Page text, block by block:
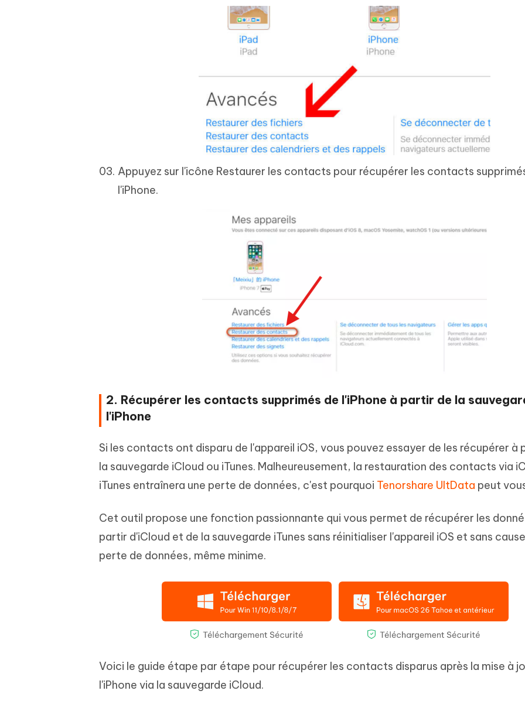
Appuyez sur l'icône Restaurer les contacts pour récupérer les contacts
l'iPhone.
2. Récupérer les contacts supprimés de l'iPhone à partir de la
l'iPhone
Si les contacts ont disparu de l'appareil iOS, vous pouvez essayer de les récupérer à
la sauvegarde iCloud ou iTunes. Malheureusement, la restauration des contacts via
iTunes entraînera une perte de données, c'est pourquoi Tenorshare UltData peut
Cet outil propose une fonction passionnante qui vous permet de récupérer les
partir d'iCloud et de la sauvegarde iTunes sans réinitialiser l'appareil iOS et sans
perte de données, même minime.
Voici le guide étape par étape pour récupérer les contacts disparus après la mise à
l'iPhone via la sauvegarde iCloud.